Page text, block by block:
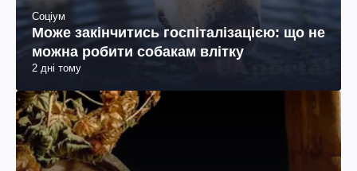
Соціум
Може закінчитись госпіталізацією: що не
можна робити собакам влітку
2 дні тому